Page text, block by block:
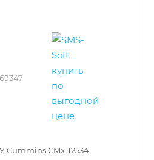
69347
Cummins CMx J2534